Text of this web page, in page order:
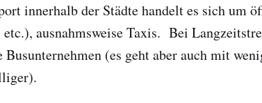
innerhalb der Städte handelt es sich um
ausnahmsweise Taxis. Bei
(es geht aber auch mit